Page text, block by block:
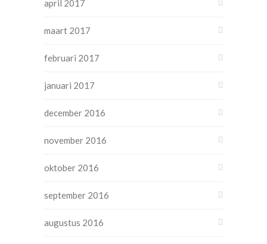
april 2017
maart 2017
februari 2017
januari 2017
december 2016
november 2016
oktober 2016
september 2016
augustus 2016